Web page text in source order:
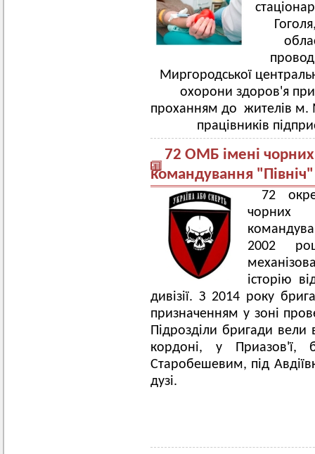
Миргородської
охорони здоров'я
проханням до жителів м.
працівників
72 ОМБ імені
командування "Північ"
72
чорних
2002
історію
дивізії. З 2014 року
призначенням у зоні
Підрозділи бригади вели
кордоні, у Приазов'ї,
Старобешевим, під
дузі.